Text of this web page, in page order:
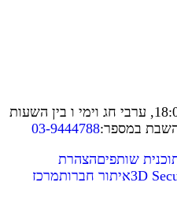
ימי חול בין השעות 09:00 עד 18:00, ערבי חג וימי ו בין השעות
:
03-9444788
שותפיםהצהרת
איתור חברותמרכז